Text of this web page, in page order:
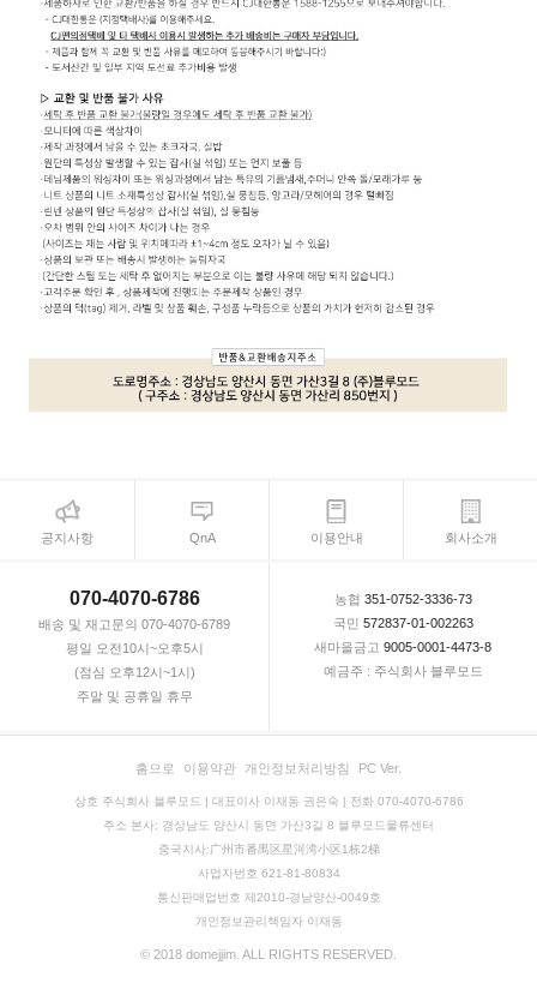
공지사항 QnA 이용안내 회사소개
070-4070-6786
배송 및 재고문의 070-4070-6789
평일 오전10시~오후5시
(점심 오후12시~1시)
주말 및 공휴일 휴무
농협 351-0752-3336-73
국민 572837-01-002263
새마을금고 9005-0001-4473-8
예금주 : 주식회사 블루모드
홈으로 이용약관 개인정보처리방침 PC Ver.
상호 주식회사 블루모드 | 대표이사 이재동 권은숙 | 전화 070-4070-6786
주소 본사: 경상남도 양산시 동면 가산3길 8 블루모드물류센터
중국지사:广州市番禺区星河湾小区1栋2梯
사업자번호 621-81-80834
통신판매업번호 제2010-경남양산-0049호
개인정보관리책임자 이재동
© 2018 domejjim. ALL RIGHTS RESERVED.